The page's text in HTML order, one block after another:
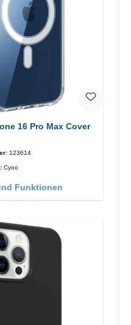
16 Pro Max Cover
123614
Cyoo
Funktionen